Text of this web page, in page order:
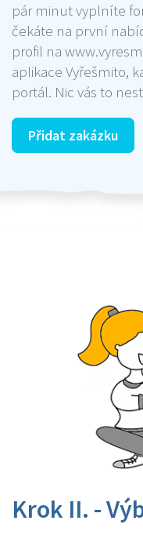
pár minut vyplníte
čekáte na první
profil na
aplikace Vyřešmito,
portál. Nic vás to
Přidat zakázku
Krok II. -